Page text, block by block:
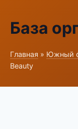
База
Главная » Южный
Beauty